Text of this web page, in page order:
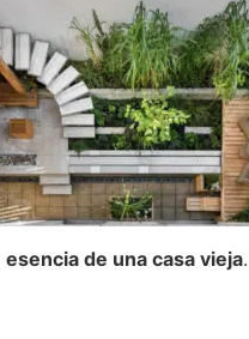
esencia de una casa vieja